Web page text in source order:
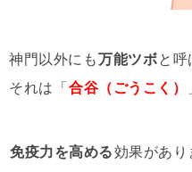
神門以外にも 万能ツボと呼
それは「 合谷（ごうこく）
免疫力を高める効果があり